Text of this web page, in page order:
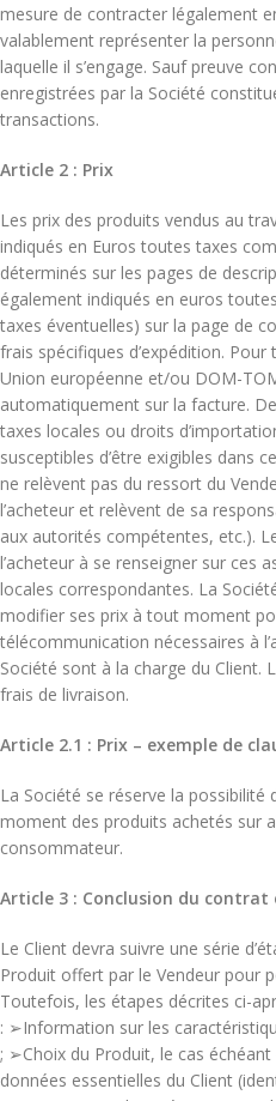
mesure de contracter légalement
valablement représenter la
laquelle il s’engage. Sauf preuve
enregistrées par la Société
transactions.
Article 2 : Prix
Les prix des produits vendus au
indiqués en Euros toutes taxes
déterminés sur les pages de
également indiqués en euros
taxes éventuelles) sur la page de
frais spécifiques d’expédition.
Union européenne et/ou DOM-
automatiquement sur la facture.
taxes locales ou droits
susceptibles d’être exigibles dans
ne relèvent pas du ressort du
l’acheteur et relèvent de sa
aux autorités compétentes, etc.).
l’acheteur à se renseigner sur ces
locales correspondantes. La
modifier ses prix à tout moment
télécommunication nécessaires à
Société sont à la charge du Client.
frais de livraison.
Article 2.1 : Prix – exemple de
La Société se réserve la possibilité
moment des produits achetés sur
consommateur.
Article 3 : Conclusion du contrat
Le Client devra suivre une série
Produit offert par le Vendeur pour
Toutefois, les étapes décrites ci-
: ➢Information sur les
; ➢Choix du Produit, le cas
données essentielles du Client